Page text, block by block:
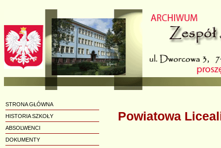
STRONA GŁÓWNA
HISTORIA SZKOŁY
ABSOLWENCI
DOKUMENTY
Powiatowa